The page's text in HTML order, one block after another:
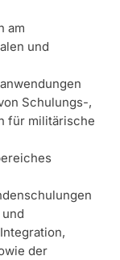
am
und
Schulungs-,
für militärische
der